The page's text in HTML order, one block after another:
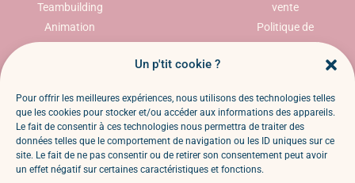
Un p'tit cookie ?
Pour offrir les meilleures expériences, nous utilisons des technologies telles
que les cookies pour stocker et/ou accéder aux informations des appareils.
Le fait de consentir à ces technologies nous permettra de traiter des
données telles que le comportement de navigation ou les ID uniques sur ce
site. Le fait de ne pas consentir ou de retirer son consentement peut avoir
un effet négatif sur certaines caractéristiques et fonctions.
Teambuilding
Animation
vente
Politique de
confidentialité
Politique de
retour et
remboursemen